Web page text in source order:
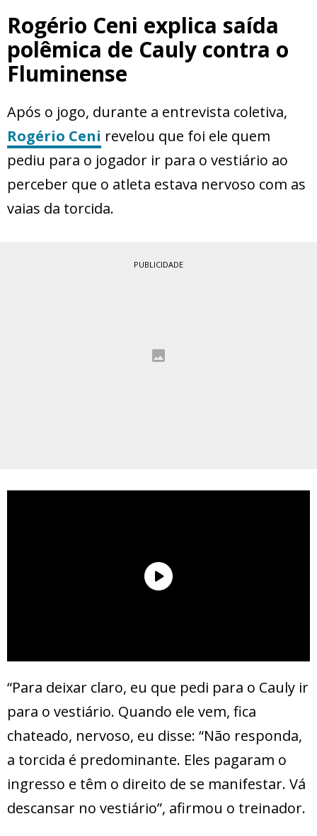
Rogério Ceni explica saída
polêmica de Cauly contra o
Fluminense
Após o jogo, durante a entrevista coletiva,
Rogério Ceni revelou que foi ele quem
pediu para o jogador ir para o vestiário ao
perceber que o atleta estava nervoso com as
vaias da torcida.
PUBLICIDADE
“Para deixar claro, eu que pedi para o Cauly ir
para o vestiário. Quando ele vem, fica
chateado, nervoso, eu disse: “Não responda,
a torcida é predominante. Eles pagaram o
ingresso e têm o direito de se manifestar. Vá
descansar no vestiário”, afirmou o treinador.